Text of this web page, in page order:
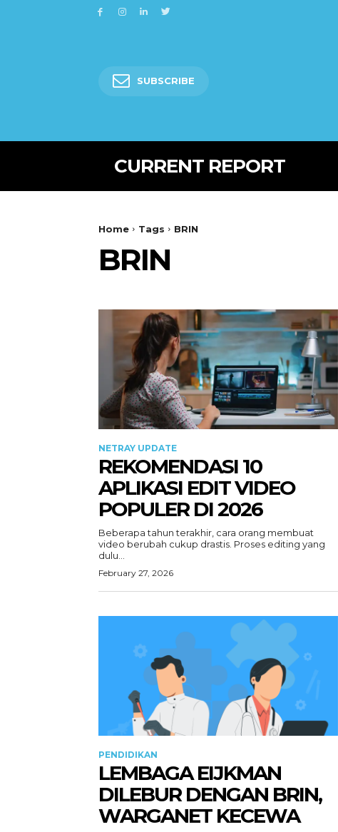
SUBSCRIBE
CURRENT REPORT
Home Tags BRIN
BRIN
NETRAY UPDATE
REKOMENDASI 10
APLIKASI EDIT VIDEO
POPULER DI 2026
Beberapa tahun terakhir, cara orang membuat
video berubah cukup drastis. Proses editing yang
dulu...
February 27, 2026
PENDIDIKAN
LEMBAGA EIJKMAN
DILEBUR DENGAN BRIN,
WARGANET KECEWA